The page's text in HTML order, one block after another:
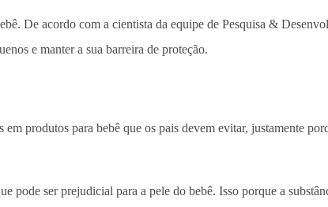
De acordo com a cientista da equipe de Pesquisa &
e manter a sua barreira de proteção.
produtos para bebê que os pais devem evitar, justamente
pode ser prejudicial para a pele do bebê. Isso porque a